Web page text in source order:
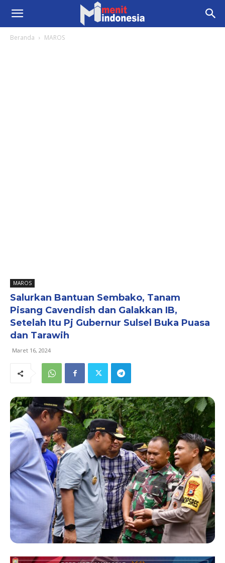
Beranda MAROS
MAROS
Salurkan Bantuan Sembako, Tanam
Pisang Cavendish dan Galakkan IB,
Setelah Itu Pj Gubernur Sulsel Buka Puasa
dan Tarawih
Maret 16, 2024